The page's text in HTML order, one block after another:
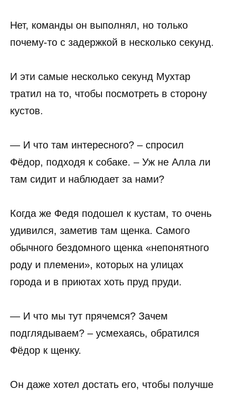
Нет, команды он выполнял, но только
почему-то с задержкой в несколько секунд.
И эти самые несколько секунд Мухтар
тратил на то, чтобы посмотреть в сторону
кустов.
— И что там интересного? – спросил
Фёдор, подходя к собаке. – Уж не Алла ли
там сидит и наблюдает за нами?
Когда же Федя подошел к кустам, то очень
удивился, заметив там щенка. Самого
обычного бездомного щенка «непонятного
роду и племени», которых на улицах
города и в приютах хоть пруд пруди.
— И что мы тут прячемся? Зачем
подглядываем? – усмехаясь, обратился
Фёдор к щенку.
Он даже хотел достать его, чтобы получше